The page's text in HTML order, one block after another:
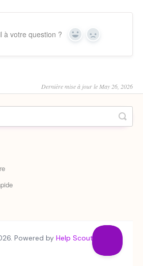
à votre question ? Yes No
Dernière mise à jour le May 26, 2026
Powered by Help Scout